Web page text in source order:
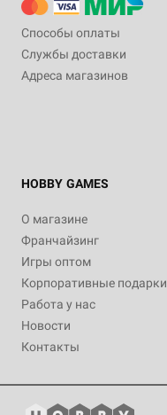
Способы оплаты
Службы доставки
Адреса магазинов
HOBBY GAMES
О магазине
Франчайзинг
Игры оптом
Корпоративные подарки
Работа у нас
Новости
Контакты